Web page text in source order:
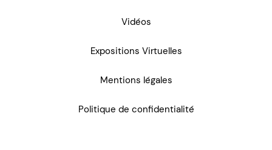
Vidéos
Expositions Virtuelles
Mentions légales
Politique de confidentialité